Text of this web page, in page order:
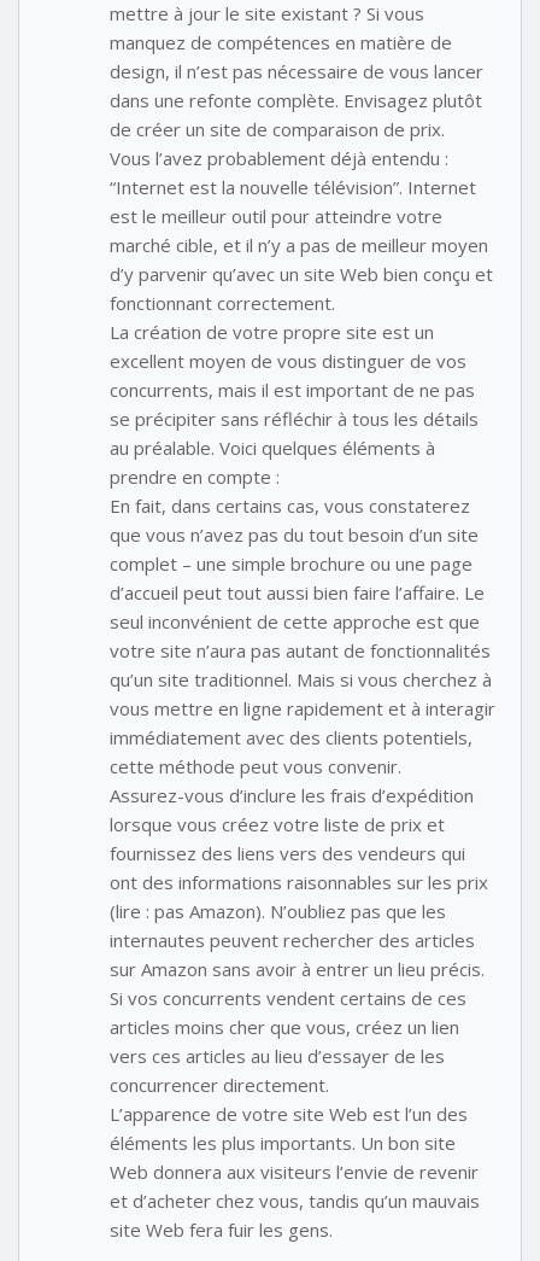
mettre à jour le site existant ? Si vous
manquez de compétences en matière de
design, il n’est pas nécessaire de vous lancer
dans une refonte complète. Envisagez plutôt
de créer un site de comparaison de prix.
Vous l’avez probablement déjà entendu :
“Internet est la nouvelle télévision”. Internet
est le meilleur outil pour atteindre votre
marché cible, et il n’y a pas de meilleur moyen
d’y parvenir qu’avec un site Web bien conçu et
fonctionnant correctement.
La création de votre propre site est un
excellent moyen de vous distinguer de vos
concurrents, mais il est important de ne pas
se précipiter sans réfléchir à tous les détails
au préalable. Voici quelques éléments à
prendre en compte :
En fait, dans certains cas, vous constaterez
que vous n’avez pas du tout besoin d’un site
complet – une simple brochure ou une page
d’accueil peut tout aussi bien faire l’affaire. Le
seul inconvénient de cette approche est que
votre site n’aura pas autant de fonctionnalités
qu’un site traditionnel. Mais si vous cherchez à
vous mettre en ligne rapidement et à interagir
immédiatement avec des clients potentiels,
cette méthode peut vous convenir.
Assurez-vous d’inclure les frais d’expédition
lorsque vous créez votre liste de prix et
fournissez des liens vers des vendeurs qui
ont des informations raisonnables sur les prix
(lire : pas Amazon). N’oubliez pas que les
internautes peuvent rechercher des articles
sur Amazon sans avoir à entrer un lieu précis.
Si vos concurrents vendent certains de ces
articles moins cher que vous, créez un lien
vers ces articles au lieu d’essayer de les
concurrencer directement.
L’apparence de votre site Web est l’un des
éléments les plus importants. Un bon site
Web donnera aux visiteurs l’envie de revenir
et d’acheter chez vous, tandis qu’un mauvais
site Web fera fuir les gens.